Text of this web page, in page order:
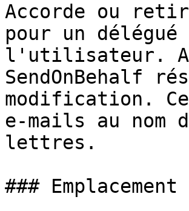
Accorde ou
pour un
l'utilisateur.
SendOnBehalf
modification.
e-mails au
lettres.
### Emplacement